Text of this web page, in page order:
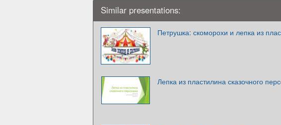
Similar presentations:
Петрушка: скоморохи и лепка из
Лепка из пластилина сказочного